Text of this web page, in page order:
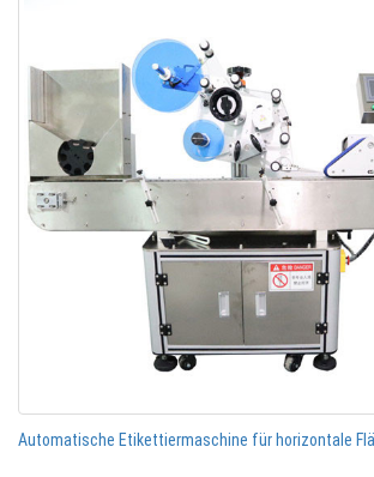
Automatische Etikettiermaschine für horizontale